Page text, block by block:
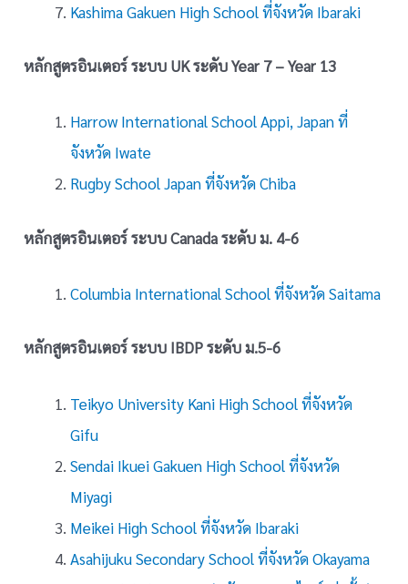
Kashima Gakuen High School ที่จังหวัด Ibaraki
หลักสูตรอินเตอร์ ระบบ UK ระดับ Year 7 – Year 13
Harrow International School Appi, Japan ที่
จังหวัด Iwate
Rugby School Japan ที่จังหวัด Chiba
หลักสูตรอินเตอร์ ระบบ Canada ระดับ ม. 4-6
Columbia International School ที่จังหวัด Saitama
หลักสูตรอินเตอร์ ระบบ IBDP ระดับ ม.5-6
Teikyo University Kani High School ที่จังหวัด
Gifu
Sendai Ikuei Gakuen High School ที่จังหวัด
Miyagi
Meikei High School ที่จังหวัด Ibaraki
Asahijuku Secondary School ที่จังหวัด Okayama